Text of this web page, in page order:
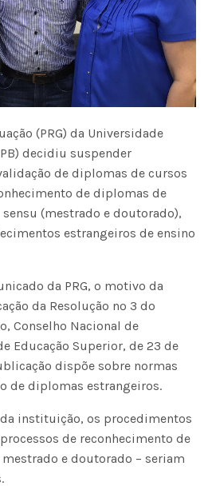
(PRG) da Universidade
decidiu suspender
de diplomas de cursos
de diplomas de
(mestrado e doutorado),
estrangeiros de ensino
da PRG, o motivo da
da Resolução nº 3 do
Conselho Nacional de
Educação Superior, de 23 de
dispõe sobre normas
de diplomas estrangeiros.
instituição, os procedimentos
de reconhecimento de
e doutorado – seriam